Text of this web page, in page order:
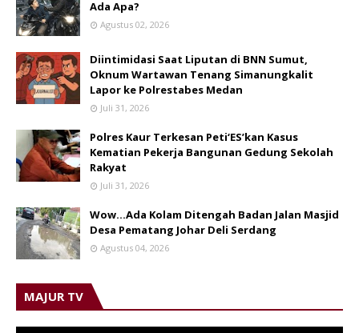
Ada Apa?
Agustus 02, 2026
Diintimidasi Saat Liputan di BNN Sumut,
Oknum Wartawan Tenang Simanungkalit
Lapor ke Polrestabes Medan
Juli 31, 2026
Polres Kaur Terkesan Peti‘ES’kan Kasus
Kematian Pekerja Bangunan Gedung Sekolah
Rakyat
Juli 31, 2026
Wow...Ada Kolam Ditengah Badan Jalan Masjid
Desa Pematang Johar Deli Serdang
Agustus 04, 2026
MAJUR TV